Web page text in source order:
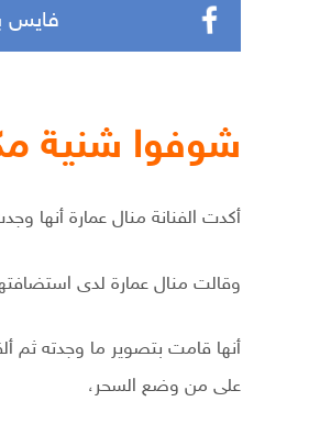
فايس
شوفوا شنية
أكدت الفنانة منال عمارة
وقالت منال عمارة لدى
أنها قامت بتصوير ما وجدته ثم
على من وضع السحر،